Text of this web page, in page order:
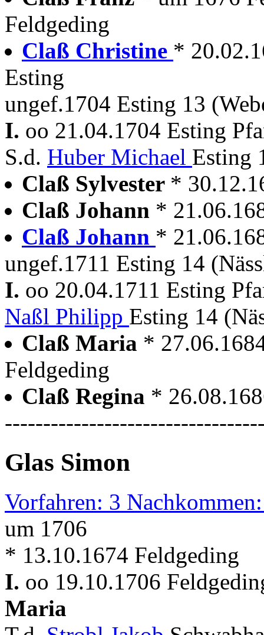
Feldgeding
Claß Christine *
Esting
ungef.1704 Esting 13
I. oo 21.04.1704 Esting
S.d. Huber Michael Esting
Claß Sylvester *
Claß Johann *
Claß Johann *
ungef.1711 Esting 14
I. oo 20.04.1711 Esting
Naßl Philipp Esting 14
Claß Maria *
Feldgeding
Claß Regina *
Glas Simon
Vorfahren: 3
um 1706
* 13.10.1674 Feldgeding
I. oo 19.10.1706
Maria